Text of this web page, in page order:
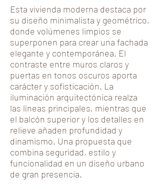
Esta vivienda moderna destaca por
su diseño minimalista y geométrico,
donde volúmenes limpios se
superponen para crear una fachada
elegante y contemporánea. El
contraste entre muros claros y
puertas en tonos oscuros aporta
carácter y sofisticación. La
iluminación arquitectónica realza
las líneas principales, mientras que
el balcón superior y los detalles en
relieve añaden profundidad y
dinamismo. Una propuesta que
combina seguridad, estilo y
funcionalidad en un diseño urbano
de gran presencia.